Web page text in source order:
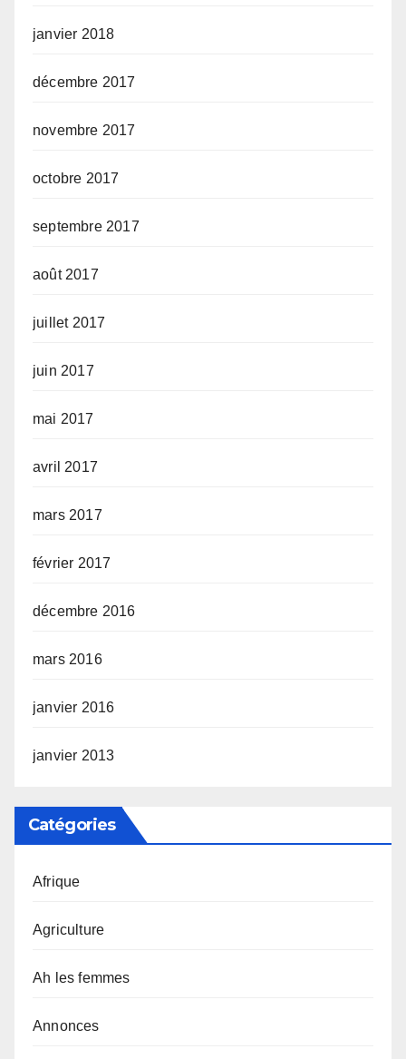
janvier 2018
décembre 2017
novembre 2017
octobre 2017
septembre 2017
août 2017
juillet 2017
juin 2017
mai 2017
avril 2017
mars 2017
février 2017
décembre 2016
mars 2016
janvier 2016
janvier 2013
Catégories
Afrique
Agriculture
Ah les femmes
Annonces